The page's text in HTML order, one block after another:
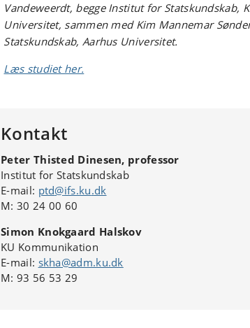
Vandeweerdt, begge Institut for Statskundskab,
Universitet, sammen med Kim Mannemar
Statskundskab, Aarhus Universitet.
Læs studiet her.
Kontakt
Peter Thisted Dinesen, professor
Institut for Statskundskab
E-mail: ptd@ifs.ku.dk
M:30 24 00 60
Simon Knokgaard Halskov
KU Kommunikation
E-mail: skha@adm.ku.dk
M: 93 56 53 29